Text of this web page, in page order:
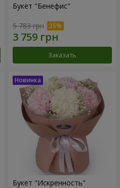
Букет "Бенефис"
5 783 грн
Заказать
Букет "Искренность"